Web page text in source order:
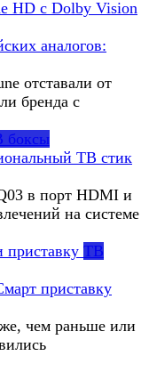
аналогов:
отставали от
бренда с
боксы
ТВ стик
в порт HDMI и
на системе
ТВ
приставку
чем раньше или